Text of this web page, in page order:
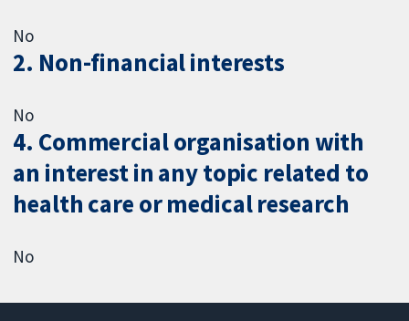
No
2. Non-financial interests
No
4. Commercial organisation with
an interest in any topic related to
health care or medical research
No